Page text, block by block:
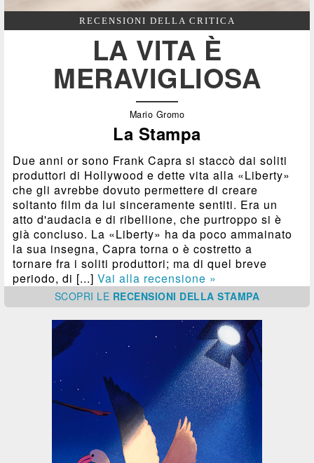
RECENSIONI DELLA CRITICA
LA VITA È
MERAVIGLIOSA
Mario Gromo
La Stampa
Due anni or sono Frank Capra si staccò dai soliti
produttori di Hollywood e dette vita alla «Liberty»
che gli avrebbe dovuto permettere di creare
soltanto film da lui sinceramente sentiti. Era un
atto d'audacia e di ribellione, che purtroppo si è
già concluso. La «Liberty» ha da poco ammainato
la sua insegna, Capra torna o è costretto a
tornare fra i soliti produttori; ma di quel breve
periodo, di [...]Vai alla recensione »
SCOPRI LE RECENSIONI DELLA STAMPA